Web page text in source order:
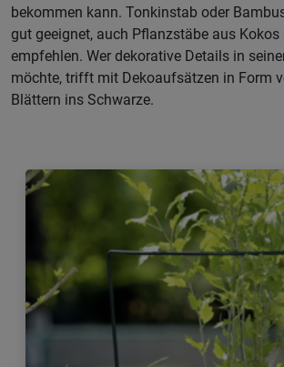
bekommen kann. Tonkinstab oder
gut geeignet, auch Pflanzstäbe aus Kokos
empfehlen. Wer dekorative Details in
möchte, trifft mit Dekoaufsätzen in Form
Blättern ins Schwarze.